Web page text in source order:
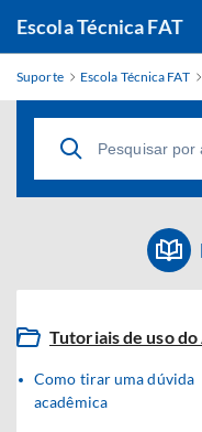
Escola Técnica FAT
Suporte Escola Técnica FAT
Tutoriais de uso do
Como tirar uma dúvida
acadêmica